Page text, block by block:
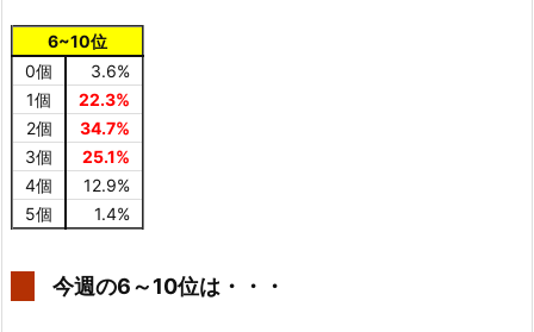
6~10位
0個
3.6%
1個
22.3%
2個
34.7%
3個
25.1%
4個
12.9%
5個
1.4%
今週の6～10位は・・・